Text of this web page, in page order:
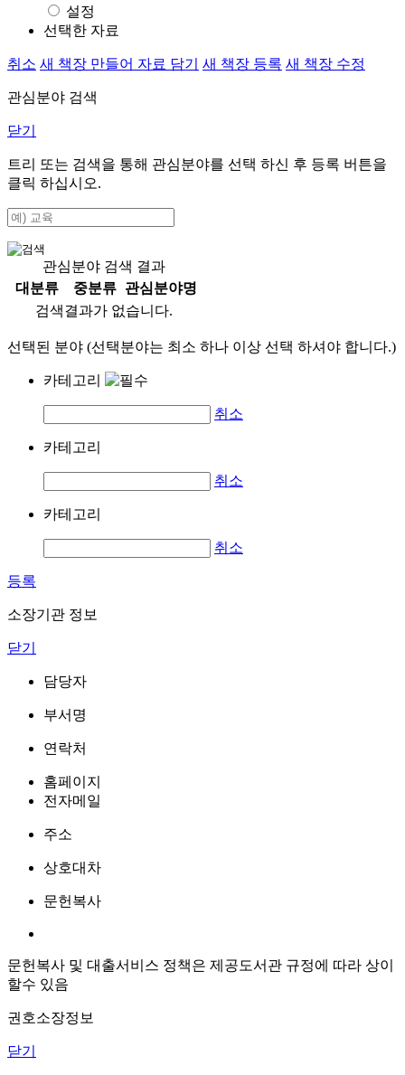
설정
선택한 자료
취소 새 책장 만들어 자료 담기 새 책장 등록 새 책장 수정
관심분야 검색
닫기
트리 또는 검색을 통해 관심분야를 선택 하신 후 등록 버튼을
클릭 하십시오.
관심분야 검색 결과
대분류
중분류
관심분야명
검색결과가 없습니다.
선택된 분야 (선택분야는 최소 하나 이상 선택 하셔야 합니다.)
카테고리
취소
카테고리
취소
카테고리
취소
등록
소장기관 정보
닫기
담당자
부서명
연락처
홈페이지
전자메일
주소
상호대차
문헌복사
문헌복사 및 대출서비스 정책은 제공도서관 규정에 따라 상이
할수 있음
권호소장정보
닫기